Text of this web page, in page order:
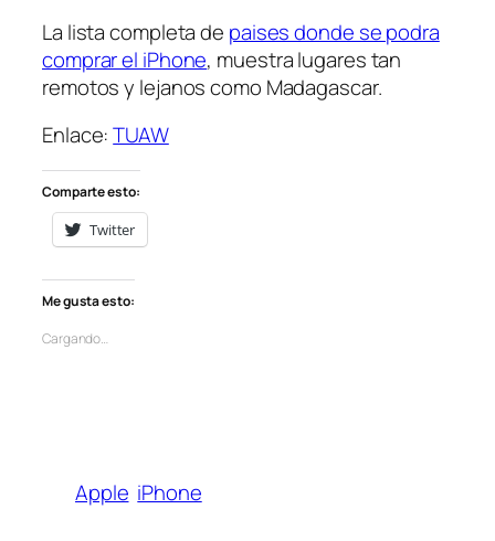
La lista completa de paises donde se podra
comprar el iPhone, muestra lugares tan
remotos y lejanos como Madagascar.
Enlace:TUAW
Comparte esto:
Twitter
Me gusta esto:
Cargando…
Apple iPhone